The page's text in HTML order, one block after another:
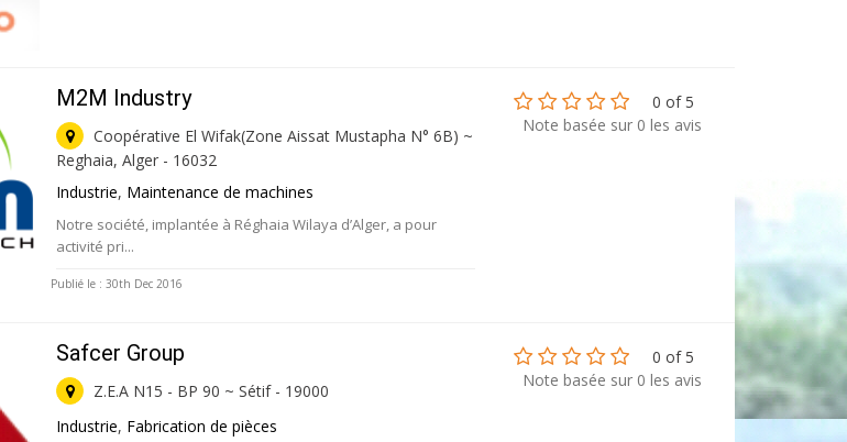
M2M Industry
Coopérative El Wifak(Zone Aissat Mustapha N° 6B) ~
Reghaia, Alger - 16032
Industrie, Maintenance de machines
Notre société, implantée à Réghaia Wilaya d’Alger, a pour
activité pri...
Publié le : 30th Dec 2016
0 of 5
Note basée sur 0 les avis
Safcer Group
Z.E.A N15 - BP 90 ~ Sétif - 19000
Industrie, Fabrication de pièces
0 of 5
Note basée sur 0 les avis